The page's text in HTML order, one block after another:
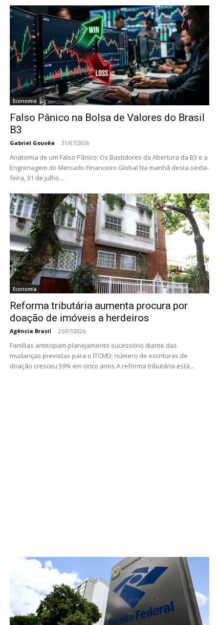
Economia
Falso Pânico na Bolsa de Valores do Brasil
B3
Gabriel Gouvêa - 31/07/2026
Anatomia de um Falso Pânico: Os Bastidores da Abertura da B3 e a
Engrenagem do Mercado Financeiro Global Na manhã desta sexta-
feira, 31 de julho...
Economia
Reforma tributária aumenta procura por
doação de imóveis a herdeiros
Agência Brasil - 25/07/2026
Famílias antecipam planejamento sucessório diante das
mudanças previstas para o ITCMD; número de escrituras de
doação cresceu 59% em cinco anos A reforma tributária está...